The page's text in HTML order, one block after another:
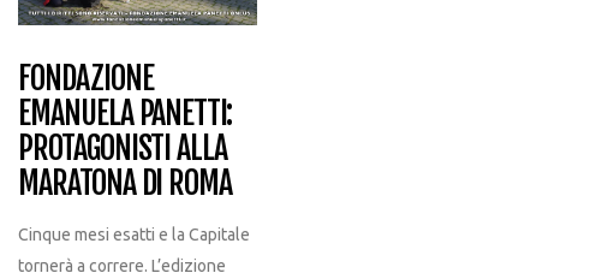
FONDAZIONE
EMANUELA PANETTI:
PROTAGONISTI ALLA
MARATONA DI ROMA
Cinque mesi esatti e la Capitale
tornerà a correre. L’edizione